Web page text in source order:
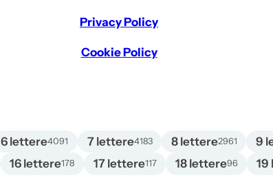
Privacy Policy
Cookie Policy
6 lettere4091 7 lettere4183 8 lettere2961 9
16 lettere178 17 lettere117 18 lettere96 19